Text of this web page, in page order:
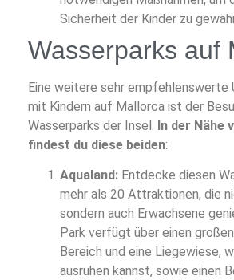
Sicherheit der Kinder zu
Wasserparks auf
Eine weitere sehr empfehlenswerte
mit Kindern auf Mallorca ist der
Wasserparks der Insel. In der Nähe
findest du diese beiden:
Aqualand: Entdecke diesen
mehr als 20 Attraktionen, die
sondern auch Erwachsene
Park verfügt über einen
Bereich und eine Liegewiese,
ausruhen kannst, sowie einen